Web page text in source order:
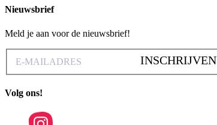
Nieuwsbrief
Meld je aan voor de nieuwsbrief!
INSCHRIJVEN
Volg ons!